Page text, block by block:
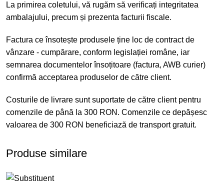
La primirea coletului, vă rugăm să verificați integritatea
ambalajului, precum și prezenta facturii fiscale.
Factura ce însotește produsele ține loc de contract de
vânzare - cumpărare, conform legislației române, iar
semnarea documentelor însoțitoare (factura, AWB curier)
confirmă acceptarea produselor de către client.
Costurile de livrare sunt suportate de către client pentru
comenzile de până la 300 RON. Comenzile ce depășesc
valoarea de 300 RON beneficiază de transport gratuit.
Produse similare